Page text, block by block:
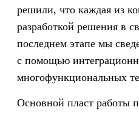
решили, что каждая из
разработкой решения в
последнем этапе мы
с помощью
многофункциональных
Основной пласт работы